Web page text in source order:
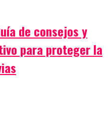
de consejos y
para proteger la